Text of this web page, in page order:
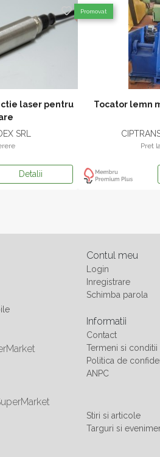
laser pentru
SRL
Detalii
Tocator lemn
Pret
Promovat
Contul meu
Login
Inregistrare
Schimba parola
Informatii
Contact
Termeni si conditii
Politica de
ANPC
Stiri si articole
Targuri si